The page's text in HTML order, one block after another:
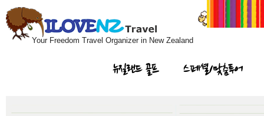
Your Freedom Travel Organizer in New Zealand
뉴질랜드 골프 스페셜/맞춤투어